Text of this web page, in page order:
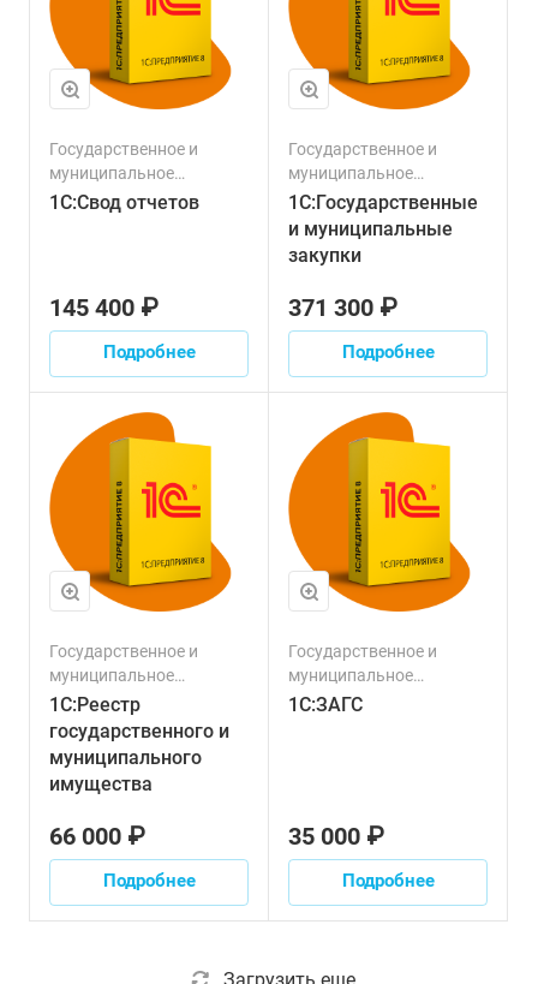
Государственное и
муниципальное
управление
1С:Свод отчетов
145 400 ₽
Подробнее
Государственное и
муниципальное
управление
1С:Государственные
и муниципальные
закупки
371 300 ₽
Подробнее
Государственное и
муниципальное
управление
1С:Реестр
государственного и
муниципального
имущества
66 000 ₽
Подробнее
Государственное и
муниципальное
управление
1С:ЗАГС
35 000 ₽
Подробнее